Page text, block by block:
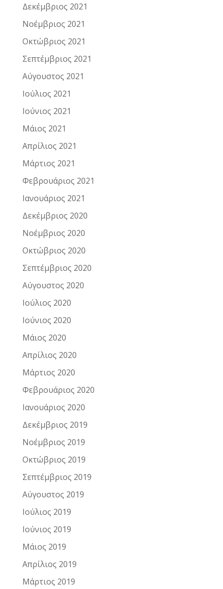
Δεκέμβριος 2021
Νοέμβριος 2021
Οκτώβριος 2021
Σεπτέμβριος 2021
Αύγουστος 2021
Ιούλιος 2021
Ιούνιος 2021
Μάιος 2021
Απρίλιος 2021
Μάρτιος 2021
Φεβρουάριος 2021
Ιανουάριος 2021
Δεκέμβριος 2020
Νοέμβριος 2020
Οκτώβριος 2020
Σεπτέμβριος 2020
Αύγουστος 2020
Ιούλιος 2020
Ιούνιος 2020
Μάιος 2020
Απρίλιος 2020
Μάρτιος 2020
Φεβρουάριος 2020
Ιανουάριος 2020
Δεκέμβριος 2019
Νοέμβριος 2019
Οκτώβριος 2019
Σεπτέμβριος 2019
Αύγουστος 2019
Ιούλιος 2019
Ιούνιος 2019
Μάιος 2019
Απρίλιος 2019
Μάρτιος 2019